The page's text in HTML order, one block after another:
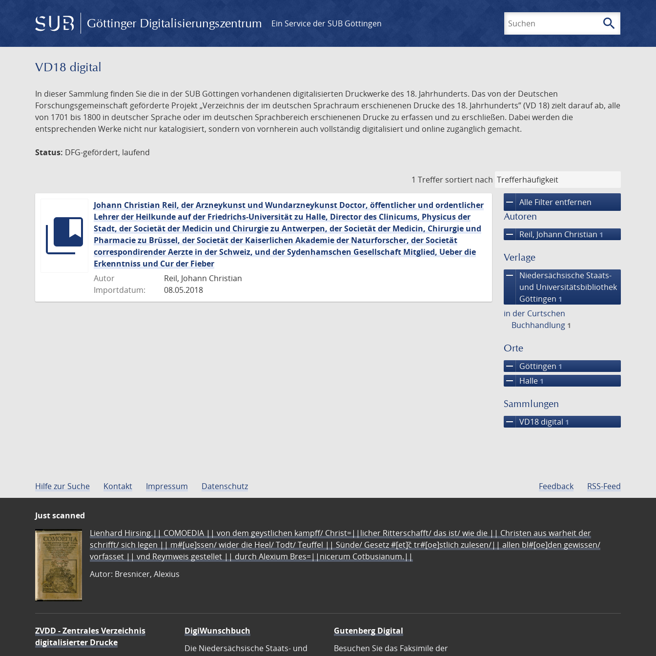
Göttinger Digitalisierungszentrum Ein Service der SUB Göttingen search
VD18 digital
In dieser Sammlung finden Sie die in der SUB Göttingen vorhandenen digitalisierten Druckwerke des 18. Jahrhunderts. Das von der Deutschen
Forschungsgemeinschaft geförderte Projekt „Verzeichnis der im deutschen Sprachraum erschienenen Drucke des 18. Jahrhunderts” (VD 18) zielt darauf ab, alle
von 1701 bis 1800 in deutscher Sprache oder im deutschen Sprachbereich erschienenen Drucke zu erfassen und zu erschließen. Dabei werden die
entsprechenden Werke nicht nur katalogisiert, sondern von vornherein auch vollständig digitalisiert und online zugänglich gemacht.
Status: DFG-gefördert, laufend
1 Treffer sortiert nach
remove Alle Filter entfernen
Autoren
remove Reil, Johann Christian 1
Verlage
remove
Niedersächsische Staats-
und Universitätsbibliothek
Göttingen 1
in der Curtschen
Buchhandlung 1
Orte
remove Göttingen 1
remove Halle 1
Sammlungen
remove VD18 digital 1
Johann Christian Reil, der Arzneykunst und Wundarzneykunst Doctor, öffentlicher und ordentlicher
Lehrer der Heilkunde auf der Friedrichs-Universität zu Halle, Director des Clinicums, Physicus der
Stadt, der Societät der Medicin und Chirurgie zu Antwerpen, der Societät der Medicin, Chirurgie und
Pharmacie zu Brüssel, der Societät der Kaiserlichen Akademie der Naturforscher, der Societät
correspondirender Aerzte in der Schweiz, und der Sydenhamschen Gesellschaft Mitglied, Ueber die
Erkenntniss und Cur der Fieber
Autor
Reil, Johann Christian
Importdatum:
08.05.2018
Hilfe zur Suche Kontakt Impressum Datenschutz Feedback RSS-Feed
Just scanned
Lienhard Hirsing.|| COMOEDIA || von dem geystlichen kampff/ Christ=||licher Ritterschafft/ das ist/ wie die || Christen aus warheit der
schrifft/ sich legen || m#[ue]ssen/ wider die Heel/ Todt/ Teuffel || Sünde/ Gesetz #[et]c̃ tr#[oe]stlich zulesen/|| allen bl#[oe]den gewissen/
vorfasset || vnd Reymweis gestellet || durch Alexium Bres=||nicerum Cotbusianum.||
Autor: Bresnicer, Alexius
ZVDD - Zentrales Verzeichnis
digitalisierter Drucke
DigiWunschbuch
Die Niedersächsische Staats- und
Gutenberg Digital
Besuchen Sie das Faksimile der